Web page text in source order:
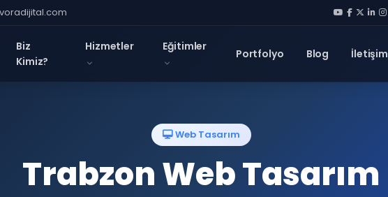
Biz
Kimiz?
Hizmetler Eğitimler
Portfolyo Blog İletişim
Web Tasarım
Trabzon Web Tasarım